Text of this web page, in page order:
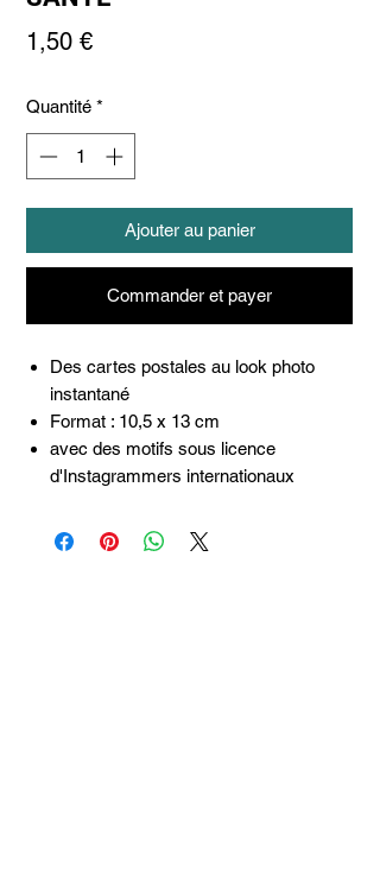
1,50 €Prix
Quantité *
Ajouter au panier
Commander et payer
Des cartes postales au look photo
instantané
Format : 10,5 x 13 cm
avec des motifs sous licence
d'Instagrammers internationaux